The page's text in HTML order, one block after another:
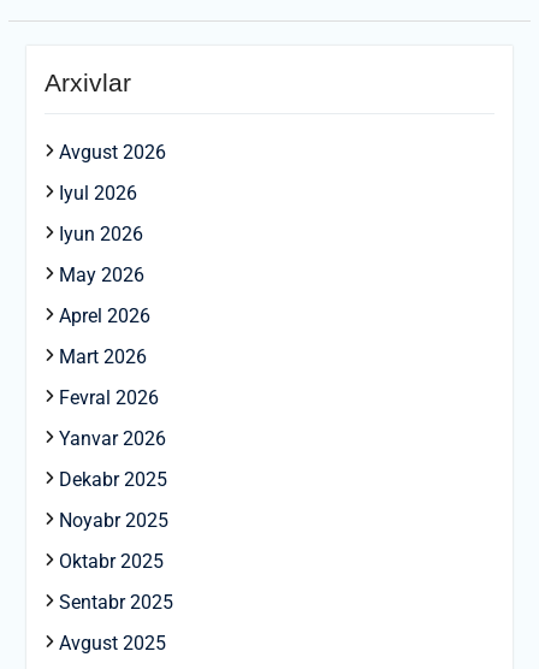
Arxivlar
Avgust 2026
Iyul 2026
Iyun 2026
May 2026
Aprel 2026
Mart 2026
Fevral 2026
Yanvar 2026
Dekabr 2025
Noyabr 2025
Oktabr 2025
Sentabr 2025
Avgust 2025